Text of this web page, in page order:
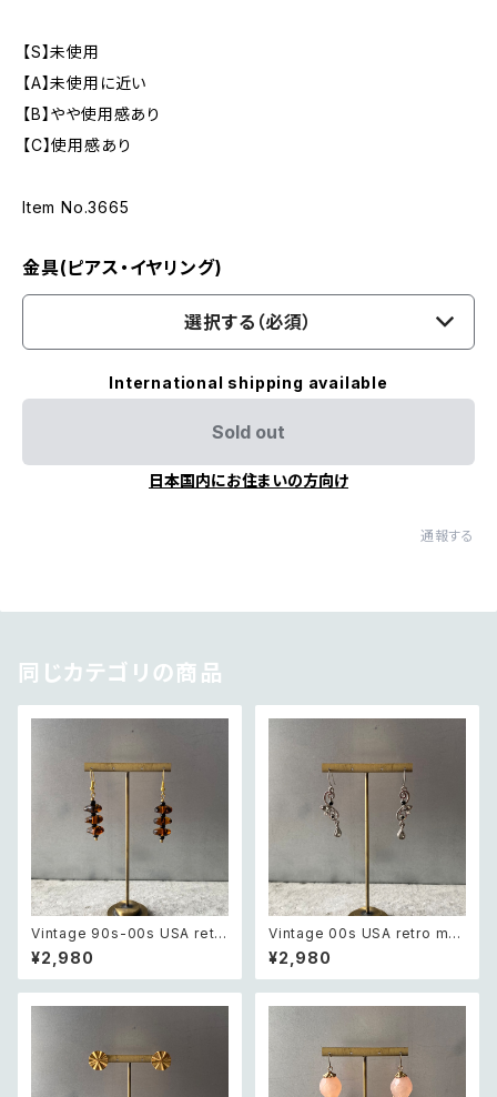
【S】未使用
【A】未使用に近い
【B】やや使用感あり
【C】使用感あり
Item No.3665
金具(ピアス・イヤリング)
選択する（必須）
International shipping available
Sold out
日本国内にお住まいの方向け
通報する
同じカテゴリの商品
Vintage 90s-00s USA retr
o amber color beads pierc
e レトロ アメリカ ヴィンテージ
アクセサリー 琥珀色 ビーズ ピ
¥2,980
Vintage 00s USA retro mo
notone bijou classical des
ign pierce レトロ アメリカ ヴ
ィンテージ アクセサリー モノト
¥2,980